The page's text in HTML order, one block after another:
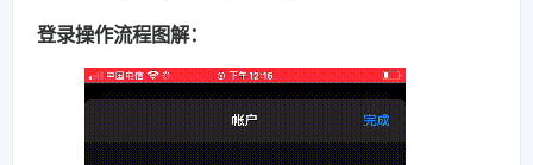
登录操作流程图解：